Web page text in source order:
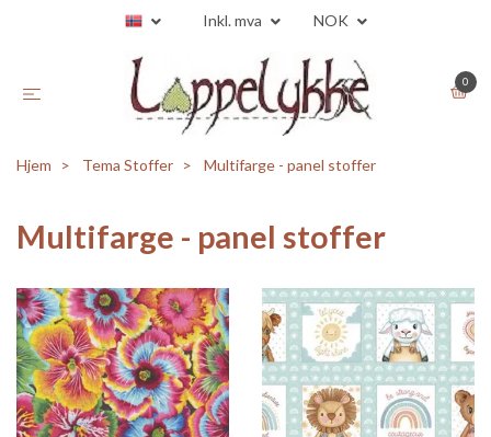
Inkl. mva NOK
0
Hjem Tema Stoffer Multifarge - panel stoffer
Multifarge - panel stoffer